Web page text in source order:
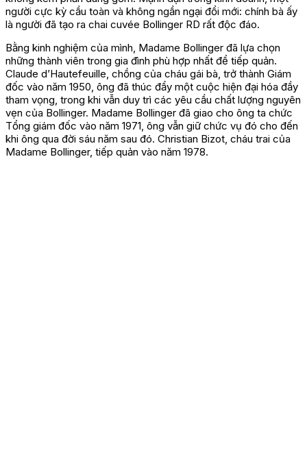
người cực kỳ cầu toàn và không ngần ngại đổi mới: chính bà ấy
là người đã tạo ra chai cuvée Bollinger RD rất độc đáo.
Bằng kinh nghiệm của mình, Madame Bollinger đã lựa chọn
những thành viên trong gia đình phù hợp nhất để tiếp quản.
Claude d’Hautefeuille, chồng của cháu gái bà, trở thành Giám
đốc vào năm 1950, ông đã thúc đẩy một cuộc hiện đại hóa đầy
tham vọng, trong khi vẫn duy trì các yêu cầu chất lượng nguyên
vẹn của Bollinger. Madame Bollinger đã giao cho ông ta chức
Tổng giám đốc vào năm 1971, ông vẫn giữ chức vụ đó cho đến
khi ông qua đời sáu năm sau đó. Christian Bizot, cháu trai của
Madame Bollinger, tiếp quản vào năm 1978.